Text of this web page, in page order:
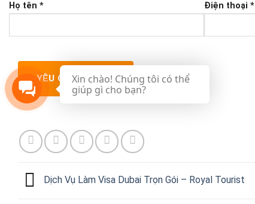
Họ tên * Điện thoại *
Dịch Vụ Làm Visa Dubai Trọn Gói – Royal Tourist
Xin chào! Chúng tôi có thể
giúp gì cho bạn?